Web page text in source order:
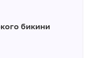
бикини